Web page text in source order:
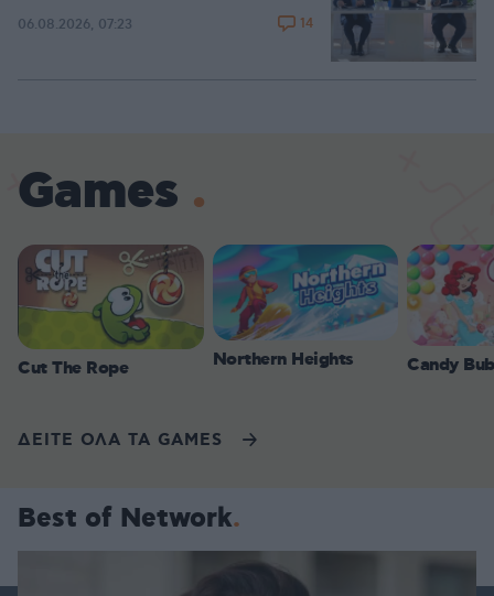
06.08.2026, 07:23 14
Games
Cut The Rope Northern Heights Candy
ΔΕΙΤΕ ΟΛΑ ΤΑ GAMES
Best of Network